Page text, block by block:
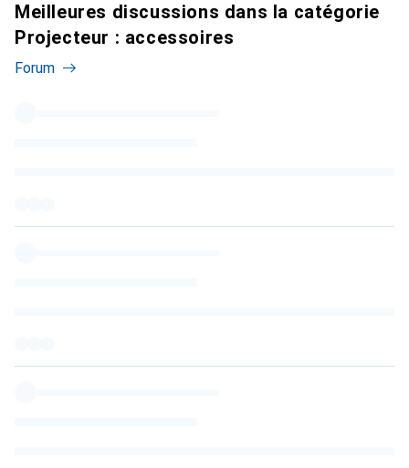
Meilleures discussions dans la catégorie
Projecteur : accessoires
Forum